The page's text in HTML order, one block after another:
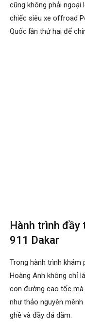
cũng không phải ngoại
chiếc siêu xe offroad
Quốc lần thứ hai để
Hành trình đầy
911 Dakar
Trong hành trình khám
Hoàng Anh không chỉ
con đường cao tốc
như thảo nguyên
ghề và đầy đá dăm.